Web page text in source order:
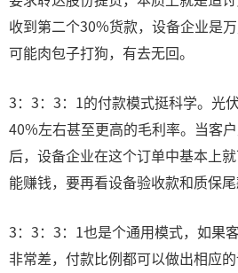
收到第二个30%货款，设备企业是
可能肉包子打狗，有去无回。
3：3：3：1的付款模式挺科学。光
40%左右甚至更高的毛利率。当客
后，设备企业在这个订单中基本上
能赚钱，要再看设备验收款和质保尾
3：3：3：1也是个通用模式，如果
非常差，付款比例都可以做出相应